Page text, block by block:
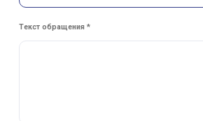
Текст обращения *